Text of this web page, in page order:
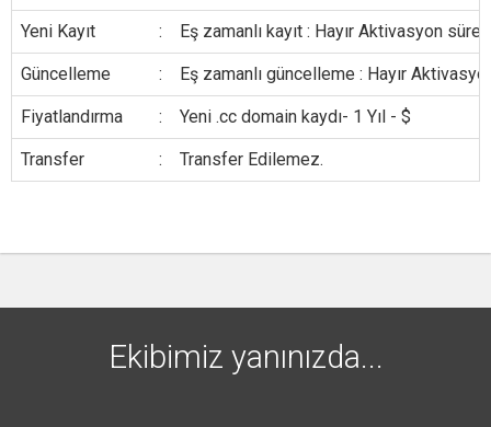
Yeni Kayıt : Eş zamanlı kayıt : Hayır Aktivasyon
Güncelleme : Eş zamanlı güncelleme : Hayır
Fiyatlandırma : Yeni .cc domain kaydı- 1 Yıl - $
Transfer : Transfer Edilemez.
Ekibimiz yanınızda...